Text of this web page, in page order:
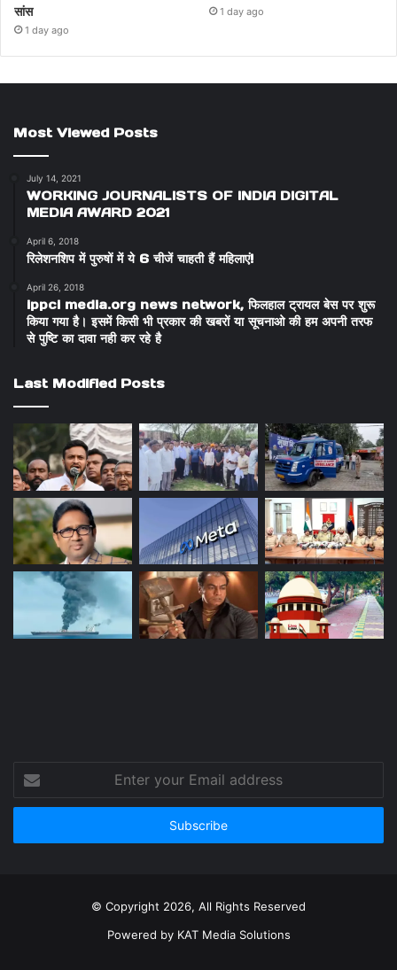
सांस
1 day ago
1 day ago
Most Viewed Posts
July 14, 2021
WORKING JOURNALISTS OF INDIA DIGITAL
MEDIA AWARD 2021
April 6, 2018
रिलेशनशिप में पुरुषों में ये 6 चीजें चाहती हैं महिलाएं!
April 26, 2018
ippci media.org news network, फिलहाल ट्रायल बेस पर शुरू
किया गया है। इसमें किसी भी प्रकार की खबरों या सूचनाओ की हम अपनी तरफ
से पुष्टि का दावा नही कर रहे है
Last Modified Posts
your
Email
© Copyright 2026, All Rights Reserved
Powered by KAT Media Solutions